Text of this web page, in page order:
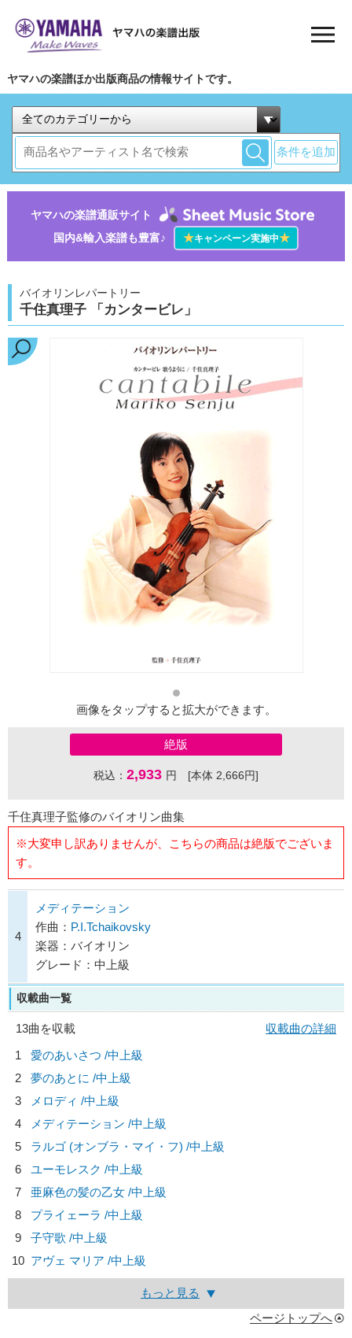
ヤマハの楽譜ほか出版商品の情報サイトです。
条件を追加
ヤマハの楽譜通販サイト
国内&輸入楽譜も豊富♪
★キャンペーン実施中★
バイオリンレパートリー
千住真理子 「カンタービレ」
画像をタップすると拡大ができます。
絶版
税込： 2,933 円 [本体 2,666円]
千住真理子監修のバイオリン曲集
※大変申し訳ありませんが、こちらの商品は絶版でございま
す。
4
メディテーション
作曲： P.I.Tchaikovsky
楽器：バイオリン
グレード：中上級
収載曲一覧
13曲を収載
収載曲の詳細
1
愛のあいさつ /中上級
2
夢のあとに /中上級
3
メロディ /中上級
4
メディテーション /中上級
5
ラルゴ (オンブラ・マイ・フ) /中上級
6
ユーモレスク /中上級
7
亜麻色の髪の乙女 /中上級
8
プライェーラ /中上級
9
子守歌 /中上級
10 アヴェ マリア /中上級
もっと見る
ページトップへ